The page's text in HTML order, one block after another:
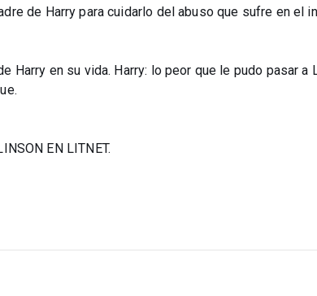
de Harry para cuidarlo del abuso que sufre en el
Harry en su vida. Harry: lo peor que le pudo pasar a
EN LITNET.